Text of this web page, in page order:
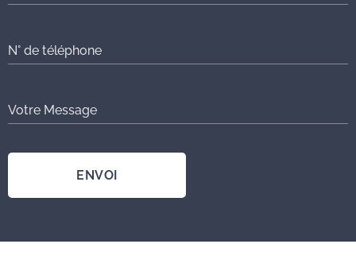
N° de téléphone
Votre Message
ENVOI